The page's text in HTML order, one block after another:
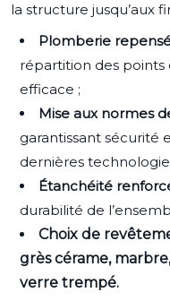
la structure jusqu’aux
Plomberie
répartition des points
efficace ;
Mise aux normes
garantissant sécurité
dernières
Étanchéité
durabilité de
Choix de
grès cérame,
verre trempé.